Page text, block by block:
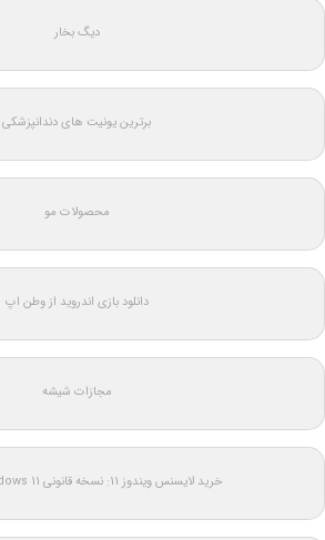
دیگ بخار
برترین یونیت های دندانپزشکی
محصولات مو
دانلود بازی اندروید از وطن اپ
مجازات شیشه
خرید لایسنس ویندوز 11: نسخه قانونی Windows 11 اورجینال